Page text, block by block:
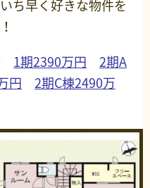
ち早く好きな物件を
1期2390万円
2期A
円
2期C棟2490万